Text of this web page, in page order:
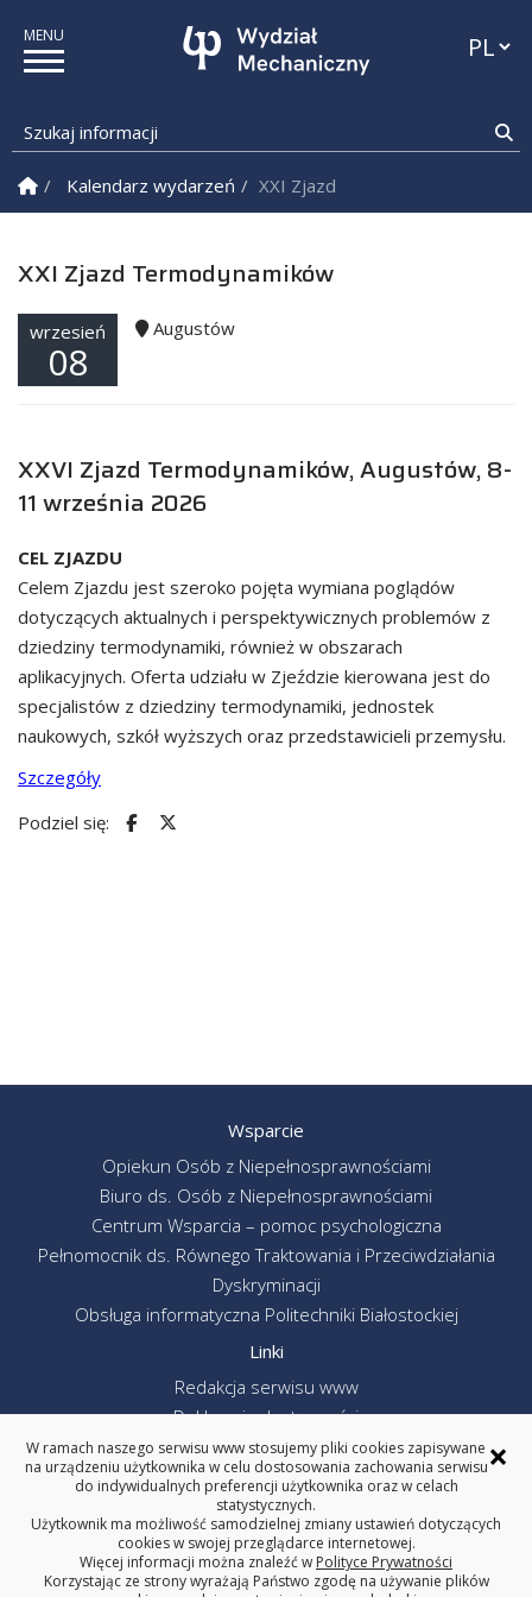
Szukaj informacji
Strona Główna
Kalendarz wydarzeń XXI Zjazd Termodynamików
XXI Zjazd Termodynamików
wrzesień
08
Augustów
XXVI Zjazd Termodynamików, Augustów, 8-
11 września 2026
CEL ZJAZDU
Celem Zjazdu jest szeroko pojęta wymiana poglądów
dotyczących aktualnych i perspektywicznych problemów z
dziedziny termodynamiki, również w obszarach
aplikacyjnych. Oferta udziału w Zjeździe kierowana jest do
specjalistów z dziedziny termodynamiki, jednostek
naukowych, szkół wyższych oraz przedstawicieli przemysłu.
Szczegóły
Podziel się:
Wsparcie
Opiekun Osób z Niepełnosprawnościami
Biuro ds. Osób z Niepełnosprawnościami
Centrum Wsparcia – pomoc psychologiczna
Pełnomocnik ds. Równego Traktowania i Przeciwdziałania
Dyskryminacji
Obsługa informatyczna Politechniki Białostockiej
Linki
Redakcja serwisu www
Deklaracja dostępności
Polityka prywatności
Poprzednia wersja serwisu www
Politechnika Białostocka
×
W ramach naszego serwisu www stosujemy pliki cookies zapisywane
na urządzeniu użytkownika w celu dostosowania zachowania serwisu
do indywidualnych preferencji użytkownika oraz w celach
statystycznych.
Użytkownik ma możliwość samodzielnej zmiany ustawień dotyczących
cookies w swojej przeglądarce internetowej.
Więcej informacji można znaleźć w Polityce Prywatności
Korzystając ze strony wyrażają Państwo zgodę na używanie plików